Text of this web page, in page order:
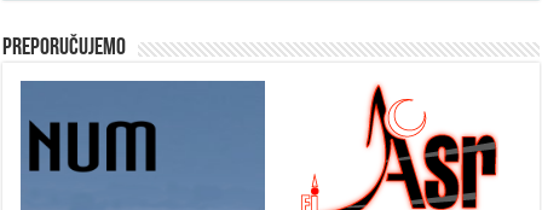
Preporučujemo